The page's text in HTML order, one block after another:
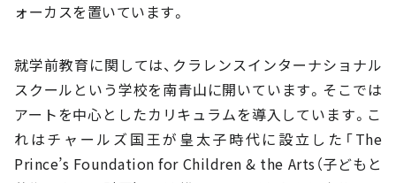
ォーカスを置いています。
就学前教育に関しては、クラレンスインターナショナル
スクールという学校を南青山に開いています。そこでは
アートを中心としたカリキュラムを導入しています。こ
れはチャールズ国王が皇太子時代に設立した「The
Prince’s Foundation for Children & the Arts（子どもと